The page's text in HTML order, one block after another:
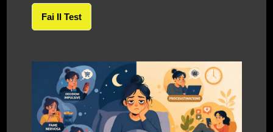
Fai Il Test